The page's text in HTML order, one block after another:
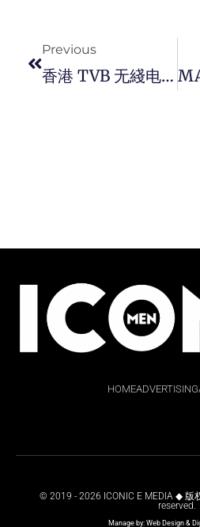
Previous
香港 TVB 无綫电视台全新製作首个直播互动猛男选秀骚《 我推的野男 LIVE ！》全民选，参赛者散发男性真实魅力。
HOMEADVERTISING
© 2019 - 2026 ICONIC E MEDIA ◆
reserved.
Manage by: Web Design &